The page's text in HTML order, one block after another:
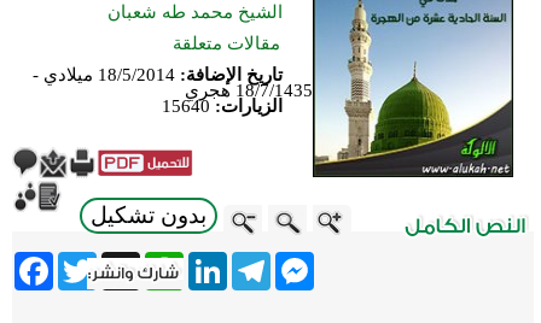
الشيخ محمد طه شعبان
مقالات متعلقة
تاريخ الإضافة:
18/5/2014 ميلادي -
18/7/1435 هجري
الزيارات: 15640
بدون تشكيل
Twitter X
WhatsApp
LinkedInTelegram
Messenger